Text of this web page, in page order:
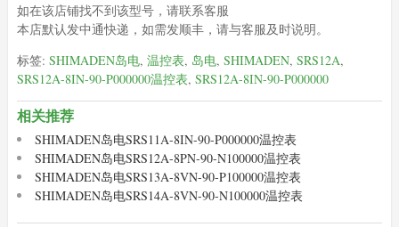
如在该店铺找不到该型号，请联系客服
本店默认发中通快递，如需发顺丰，请与客服及时说明。
标签: SHIMADEN岛电, 温控表, 岛电, SHIMADEN, SRS12A,
SRS12A-8IN-90-P000000温控表, SRS12A-8IN-90-P000000
相关推荐
SHIMADEN岛电SRS11A-8IN-90-P000000温控表
SHIMADEN岛电SRS12A-8PN-90-N100000温控表
SHIMADEN岛电SRS13A-8VN-90-P100000温控表
SHIMADEN岛电SRS14A-8VN-90-N100000温控表